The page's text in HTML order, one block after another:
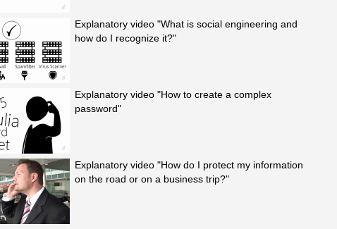
Explanatory video "What is social engineering and
how do I recognize it?"
Explanatory video "How to create a complex
password"
Explanatory video "How do I protect my information
on the road or on a business trip?"